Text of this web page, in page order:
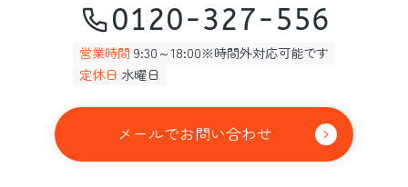
0120-327-556
営業時間 9:30～18:00※時間外対応可能です
定休日 水曜日
メールでお問い合わせ